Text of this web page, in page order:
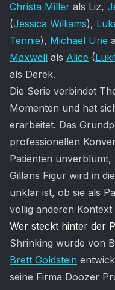
Christa Miller als Liz,
(Jessica Williams),
Tennie), Michael Urie
Maxwell als Alice (
als Derek.
Die Serie verbindet
Momenten und hat
erarbeitet. Das
professionellen
Patienten unverblümt,
Gillans Figur wird in
unklar ist, ob sie als
völlig anderen Kontext
Wer steckt hinter der
Shrinking wurde von
Brett Goldstein
seine Firma Doozer